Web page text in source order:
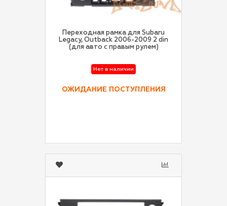
Переходная рамка для Subaru
Legacy, Outback 2006-2009 2 din
(для авто с правым рулем)
Нет в наличии
ОЖИДАНИЕ ПОСТУПЛЕНИЯ